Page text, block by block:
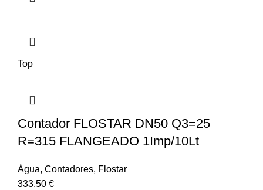
Top
Contador FLOSTAR DN50 Q3=25
R=315 FLANGEADO 1Imp/10Lt
Água, Contadores, Flostar
333,50 €